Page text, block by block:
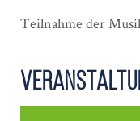
Teilnahme der